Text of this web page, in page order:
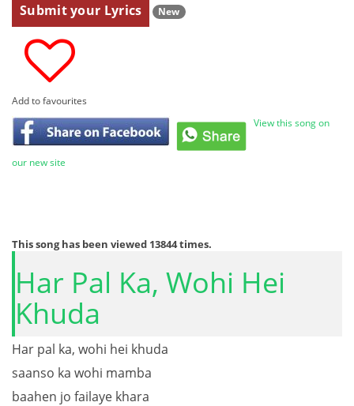
Submit your Lyrics New
Add to favourites
View this song on
our new site
This song has been viewed 13844times.
Har Pal Ka, Wohi Hei
Khuda
Har pal ka, wohi hei khuda
saanso ka wohi mamba
baahen jo failaye khara